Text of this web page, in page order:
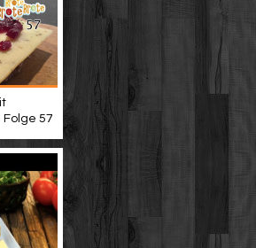
57